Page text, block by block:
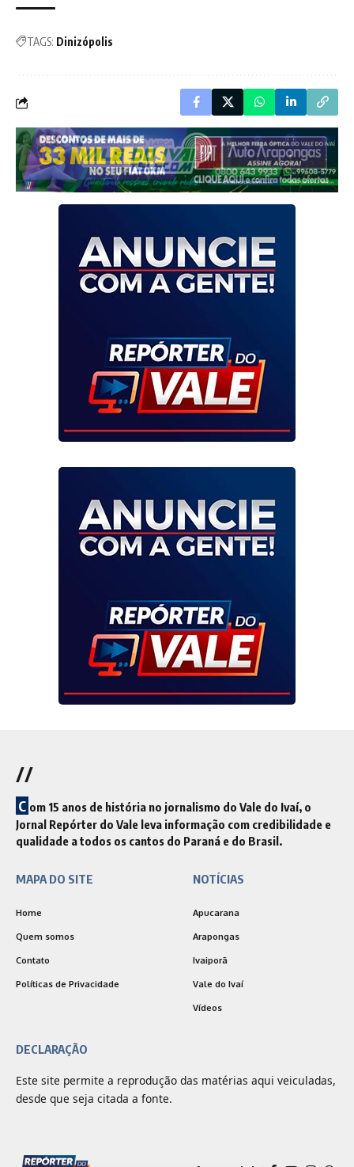
TAGS: Dinizópolis
//
C om 15 anos de história no jornalismo do Vale do Ivaí, o
Jornal Repórter do Vale leva informação com credibilidade e
qualidade a todos os cantos do Paraná e do Brasil.
MAPA DO SITE
Home
Quem somos
Contato
Políticas de Privacidade
NOTÍCIAS
Apucarana
Arapongas
Ivaiporã
Vale do Ivaí
Vídeos
DECLARAÇÃO
Este site permite a reprodução das matérias aqui veiculadas,
desde que seja citada a fonte.